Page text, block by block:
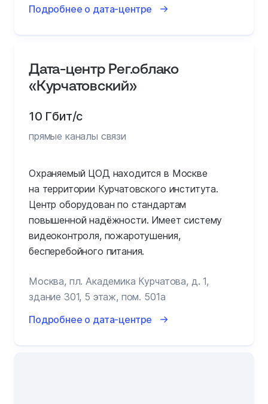
Подробнее о дата-центре
Дата-центр Рег.облако
«Курчатовский»
10 Гбит/с
прямые каналы связи
Охраняемый ЦОД находится в Москве
на территории Курчатовского института.
Центр оборудован по стандартам
повышенной надёжности. Имеет систему
видеоконтроля, пожаротушения,
бесперебойного питания.
Москва, пл. Академика Курчатова, д. 1,
здание 301, 5 этаж, пом. 501а
Подробнее о дата-центре